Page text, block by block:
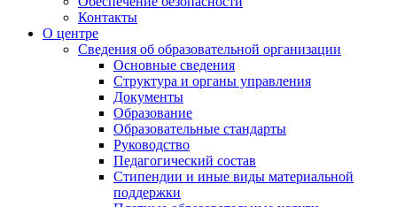
Контакты
О центре
Сведения об образовательной организации
Основные сведения
Структура и органы управления
Документы
Образование
Образовательные стандарты
Руководство
Педагогический состав
Стипендии и иные виды материальной
поддержки